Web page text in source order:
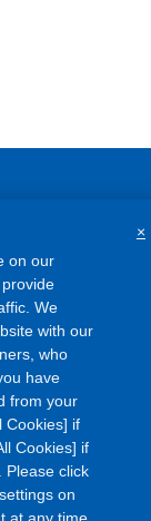
on our
We
with our
who
have
from your
Cookies] if
Cookies] if
Please click
on
×